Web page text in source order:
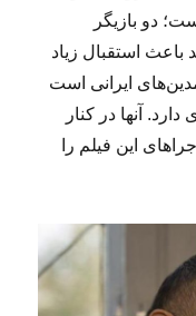
دو بازیگر
باعث استقبال زیاد
ایرانی است
آنها در کنار
این فیلم را